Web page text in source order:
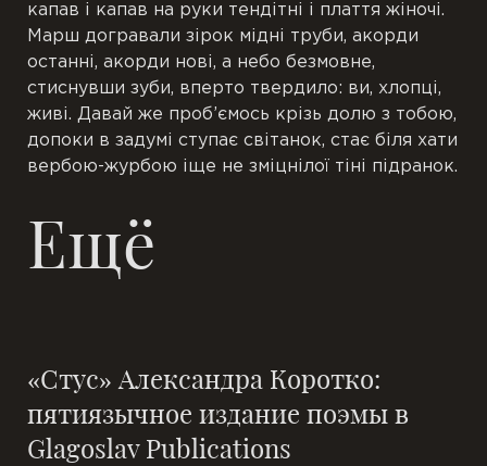
капав і капав на руки тендітні і плаття жіночі.
Марш догравали зірок мідні труби, акорди
останні, акорди нові, а небо безмовне,
стиснувши зуби, вперто твердило: ви, хлопці,
живі. Давай же проб’ємось крізь долю з тобою,
допоки в задумі ступає світанок, стає біля хати
вербою-журбою іще не зміцнілої тіні підранок.
Ещё
«Стус» Александра Коротко:
пятиязычное издание поэмы в
Glagoslav Publications